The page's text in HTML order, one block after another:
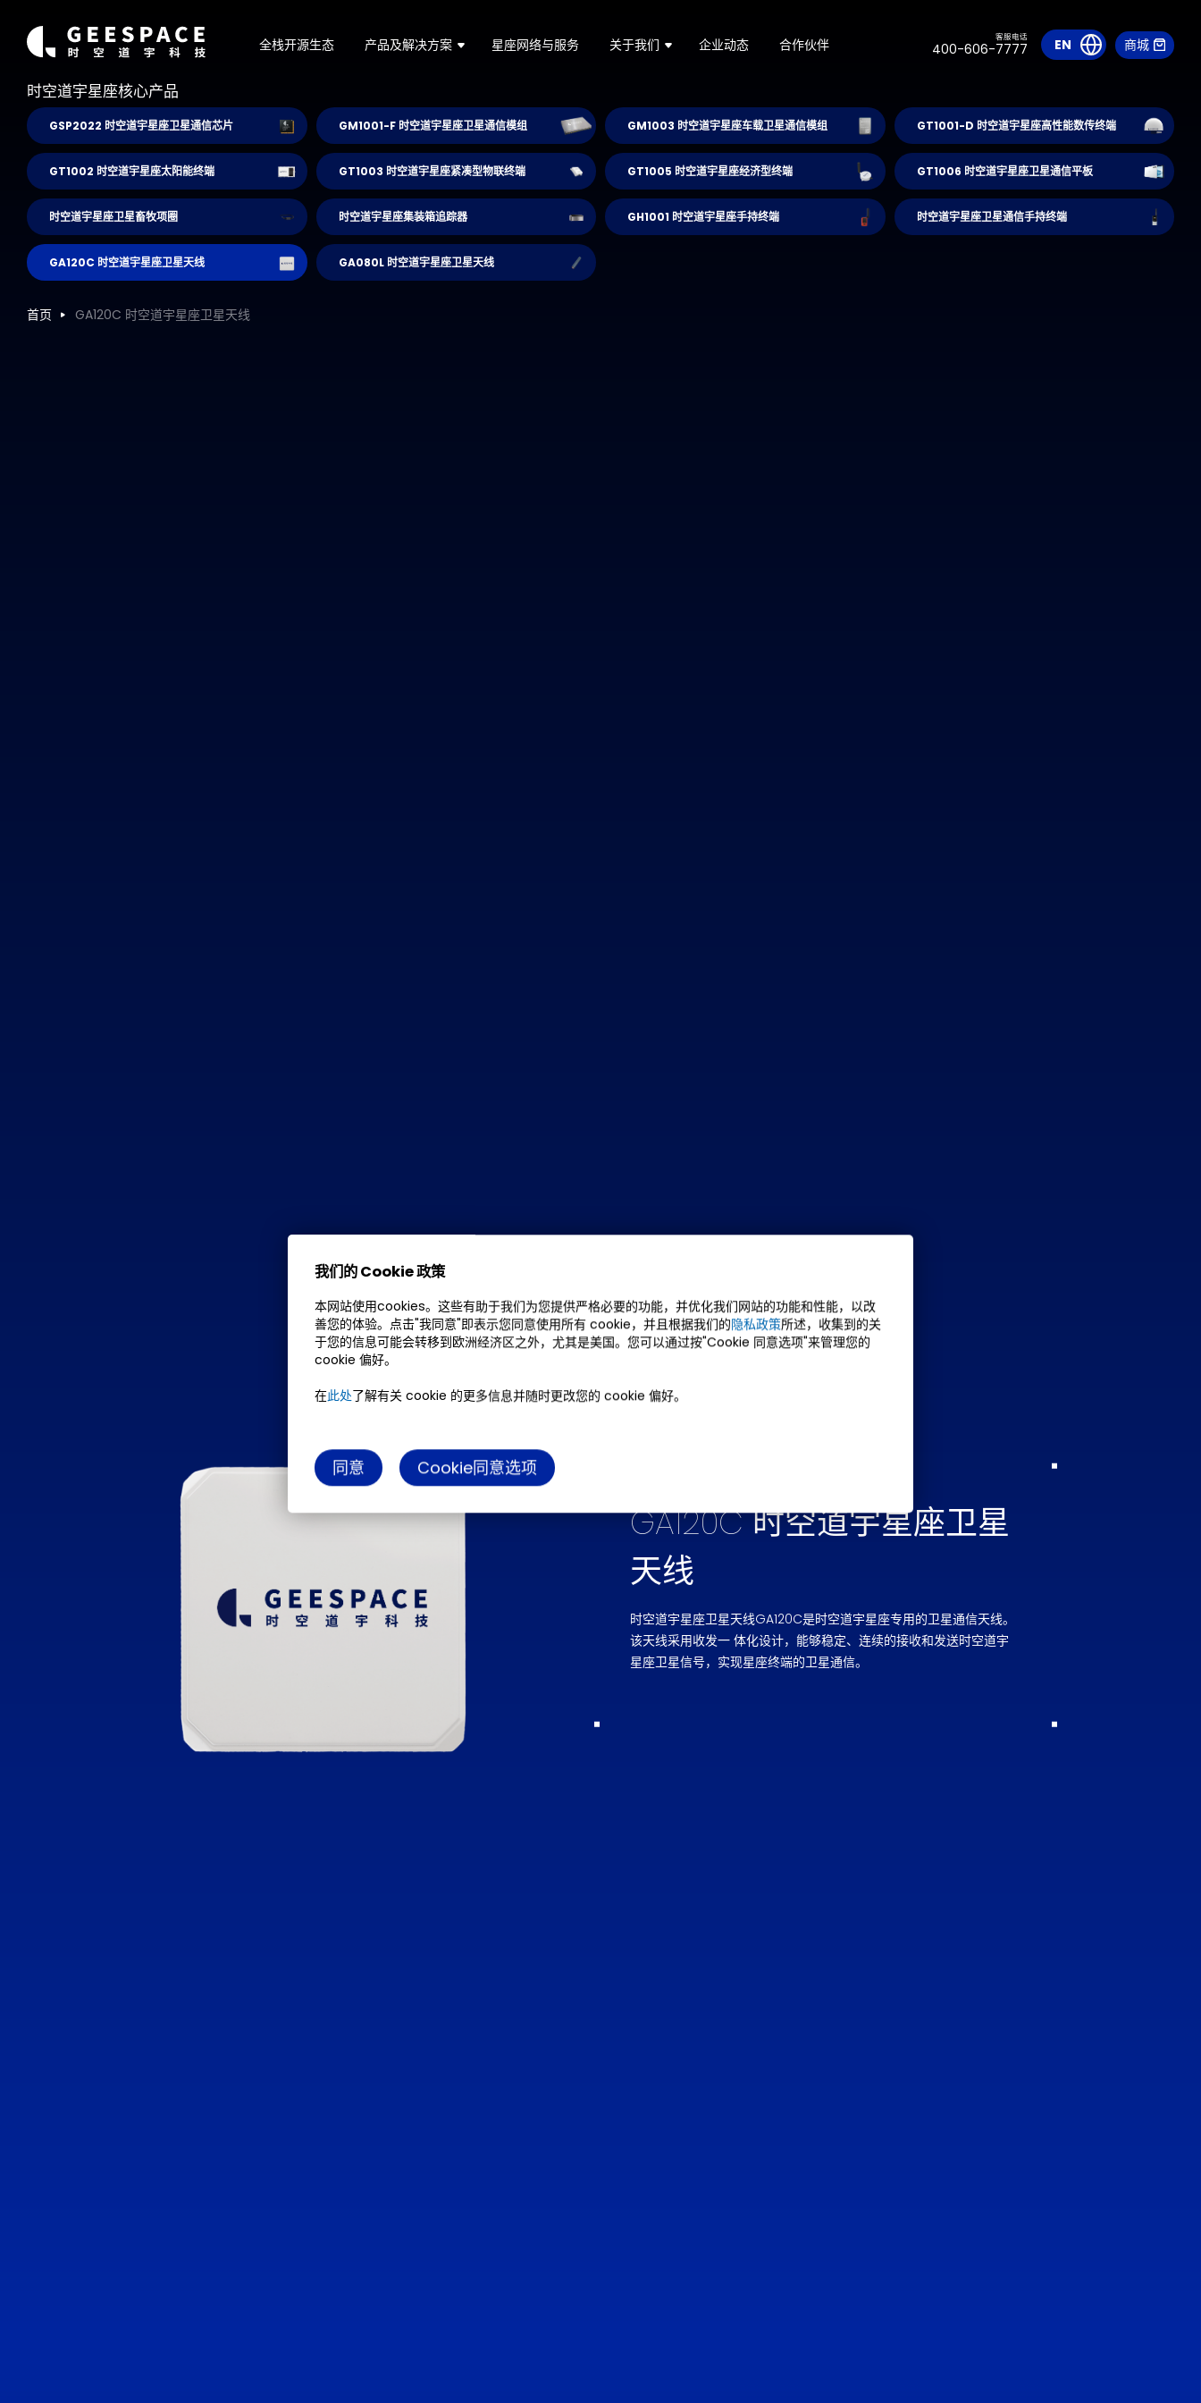
全栈开源生态 产品及解决方案 星座网络与服务 关于我们 企业动态 合作伙伴 客服电话
400-606-7777 EN 商城
时空道宇星座核心产品
GSP2022 时空道宇星座卫星通信芯片 GM1001-F 时空道宇星座卫星通信模组 GM1003 时空道宇星座车载卫星通信模组 GT1001-D 时空道宇星座高性能数传终端
GT1002 时空道宇星座太阳能终端 GT1003 时空道宇星座紧凑型物联终端 GT1005 时空道宇星座经济型终端 GT1006 时空道宇星座卫星通信平板
时空道宇星座卫星畜牧项圈 时空道宇星座集装箱追踪器 GH1001 时空道宇星座手持终端 时空道宇星座卫星通信手持终端
GA120C 时空道宇星座卫星天线 GA080L 时空道宇星座卫星天线
首页 GA120C 时空道宇星座卫星天线
GA120C 时空道宇星座卫星
天线
时空道宇星座卫星天线GA120C是时空道宇星座专用的卫星通信天线。
该天线采用收发一 体化设计，能够稳定、连续的接收和发送时空道宇
星座卫星信号，实现星座终端的卫星通信。
我们的 Cookie 政策
本网站使用cookies。这些有助于我们为您提供严格必要的功能，并优化我们网站的功能和性能，以改
善您的体验。点击"我同意"即表示您同意使用所有 cookie，并且根据我们的隐私政策所述，收集到的关
于您的信息可能会转移到欧洲经济区之外，尤其是美国。您可以通过按"Cookie 同意选项"来管理您的
cookie 偏好。
在此处了解有关 cookie 的更多信息并随时更改您的 cookie 偏好。
同意 Cookie同意选项